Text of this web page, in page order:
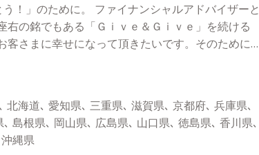
！」のために。 ファイナンシャルアドバイザーと
右の銘でもある「Ｇｉｖｅ＆Ｇｉｖｅ」を続ける
客さまに幸せになって頂きたいです。そのために
スタイルに関わる様々な付加価値の提供が出来る
んな些細なことでも、「まずは蒲生さんに聞いて
もらえる担当者になれるよう、日々精進しており
に歩みましょう！ 人生１００年時代と言われる
ていることは事実であり、あらゆる金融機関で中
海道､ 愛知県､ 三重県､ 滋賀県､ 京都府､ 兵庫県､
島根県､ 岡山県､ 広島県､ 山口県､ 徳島県､ 香川県､
縄県